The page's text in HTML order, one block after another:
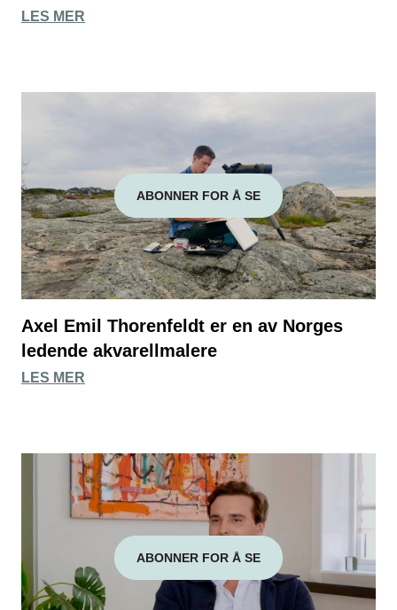
LES MER
ABONNER FOR Å SE
Axel Emil Thorenfeldt er en av Norges
ledende akvarellmalere
LES MER
ABONNER FOR Å SE